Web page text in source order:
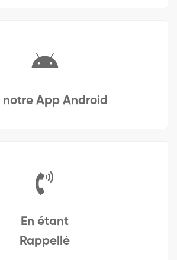
notre App Android
En étant
Rappellé